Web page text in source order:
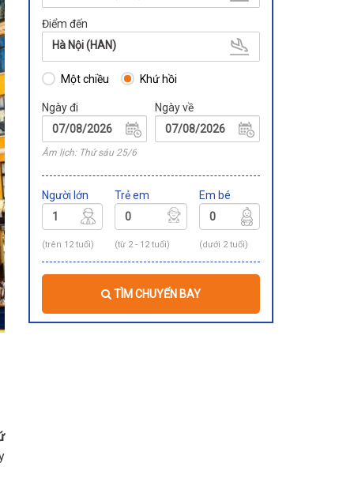
Điểm đến
Hà Nội (HAN)
Một chiều Khứ hồi
Ngày đi
Âm lịch: Thứ sáu 25/6
Ngày về
Người lớn
(trên 12 tuổi)
Trẻ em
(từ 2 - 12 tuổi)
Em bé
(dưới 2 tuổi)
TÌM CHUYẾN BAY